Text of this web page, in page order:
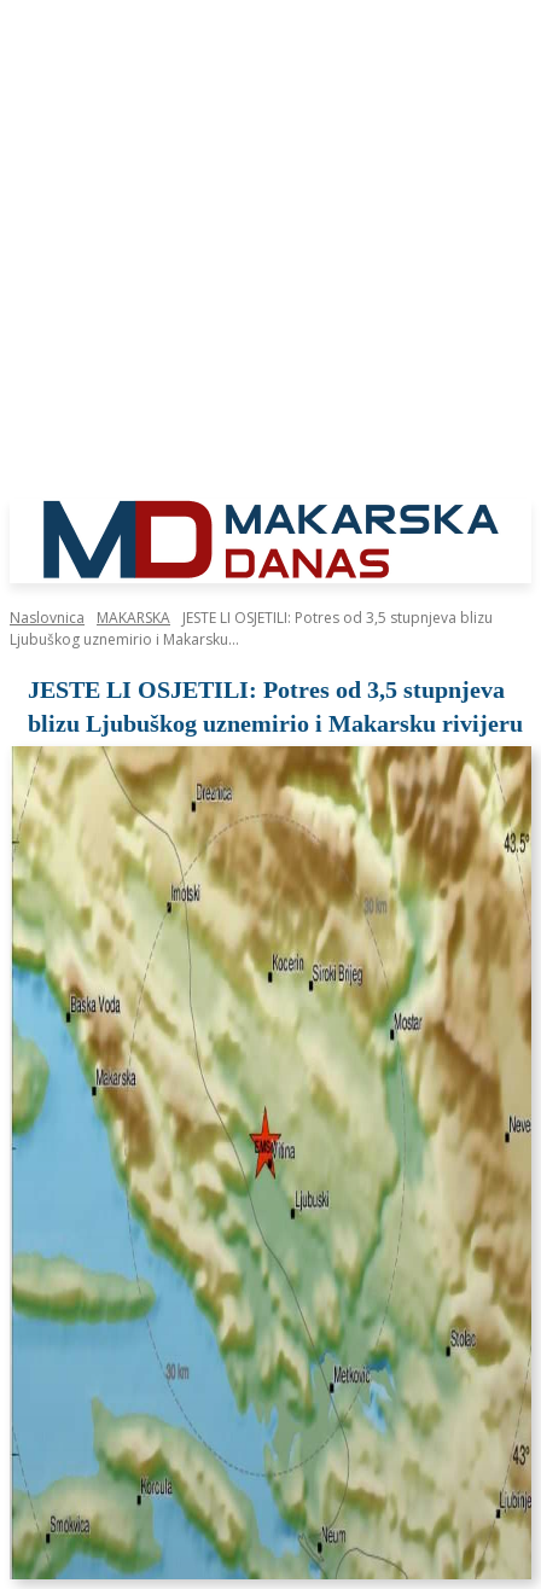
Naslovnica MAKARSKA
JESTE LI OSJETILI: Potres od 3,5 stupnjeva blizu
Ljubuškog uznemirio i Makarsku...
JESTE LI OSJETILI: Potres od 3,5 stupnjeva
blizu Ljubuškog uznemirio i Makarsku rivijeru